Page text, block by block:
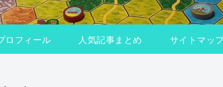
ロフィール 人気記事まとめ サイトマッ